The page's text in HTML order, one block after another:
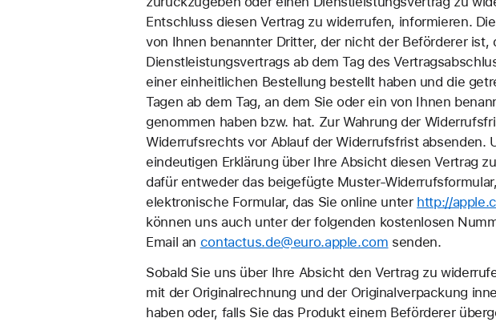
Entschluss diesen Vertrag zu widerrufen, informieren.
von Ihnen benannter Dritter, der nicht der Beförderer
Dienstleistungsvertrags ab dem Tag des
einer einheitlichen Bestellung bestellt haben und die
Tagen ab dem Tag, an dem Sie oder ein von Ihnen
genommen haben bzw. hat. Zur Wahrung der
Widerrufsrechts vor Ablauf der Widerrufsfrist
eindeutigen Erklärung über Ihre Absicht diesen Vertrag
dafür entweder das beigefügte Muster-
elektronische Formular, das Sie online unter http://
können uns auch unter der folgenden kostenlosen
Email an contactus.de@euro.apple.com senden.
Sobald Sie uns über Ihre Absicht den Vertrag zu
mit der Originalrechnung und der Originalverpackung
haben oder, falls Sie das Produkt einem Beförderer